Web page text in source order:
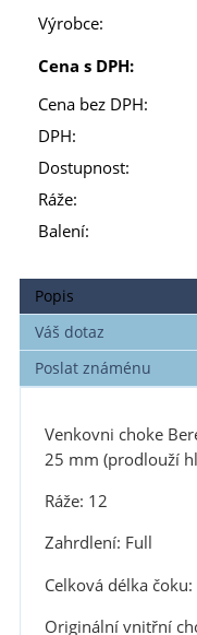
Výrobce:
Cena s DPH:
Cena bez DPH:
DPH:
Dostupnost:
Ráže:
Balení:
Popis
Váš dotaz
Poslat známénu
Venkovni choke
25 mm (prodlouží
Ráže: 12
Zahrdlení: Full
Celková délka
Originální vnitřní